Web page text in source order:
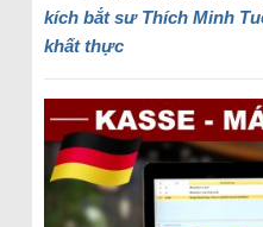
kích bắt sư Thích Minh
khất thực